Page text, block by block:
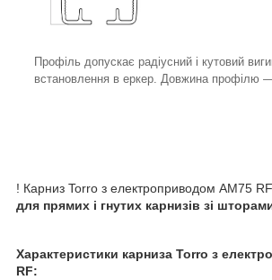
Профіль допускає радіусний і кутовий
встановлення в еркер. Довжина профілю
! Карниз Torro з електроприводом AM75 RF
для прямих і гнутих карнизів зі
Характеристики карниза Torro з
RF: